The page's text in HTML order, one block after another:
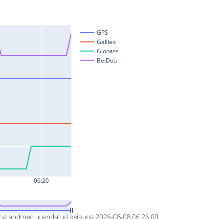
andmed uuendatud seisuga 2026-08-08 06:26:00